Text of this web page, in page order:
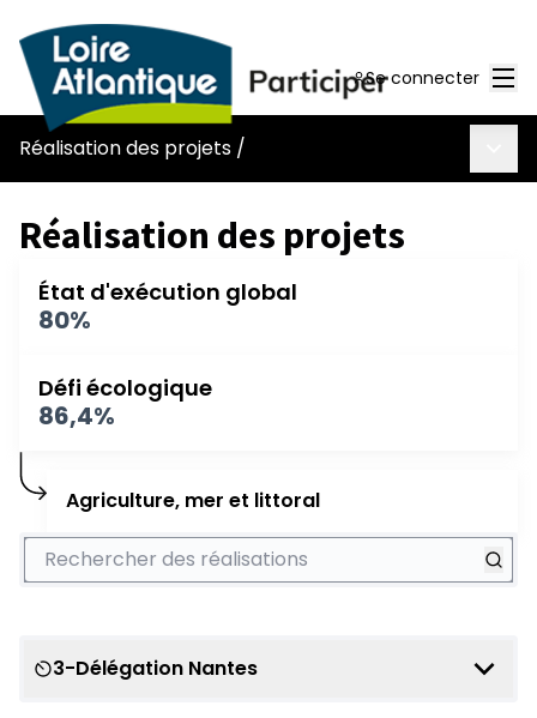
Se connecter
Réalisation des projets /
Réalisation des projets
État d'exécution global
80%
Défi écologique
86,4%
Agriculture, mer et littoral
Rechercher des réalisations
Scope
3-Délégation Nantes